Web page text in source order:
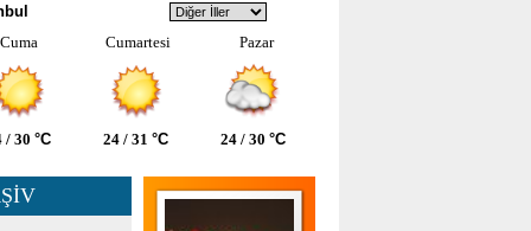
Cuma
Cumartesi Pazar
/ 30 °C 24 / 31 °C 24 / 30 °C